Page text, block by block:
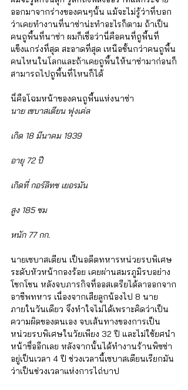
ออกมาจากร่างของคนๆนั้น แม้จะไม่รู้ว่าที่บอก
ว่าเคยทำงานที่นาซ่าน่ะทำอะไรก็ตาม ถ้าเป็น
คนถูพื้นที่นาซ่า ผมก็เชื่อว่านี่คือคนที่ถูพื้นที่
แข็งแกร่งที่สุด สะอาดที่สุด เหนือชั้นกว่าคนถูพื้น
คนไหนในโลกและถ้าเคยถูพื้นให้นาซ่ามาก่อนก็
สามารถไปถูพื้นที่ไหนก็ได้
นี่คือโฉมหน้าของคนถูพื้นแห่งนาซ่า
นาย เซบาสเตียน ฟุงเค่ล
เกิด 18 มีนาคม 1939
อายุ 72 ปี
เกิดที่ กอร์ลิทซ เยอรมัน
สูง 185 ซม
หนัก 77 กก.
นายเซบาสเตียน เป็นอดีตทหารหน่วยรบพิเศษ
ระดับหัวหน้ากองร้อย เคยผ่านสมรภูมิรบอย่าง
โชกโชน หลังจบภารกิจที่ออสเตรียได้ลาออกจาก
อาชีพทหาร เนื่องจากเสียลูกน้องไป 8 นาย
ภายในวันเดียว จึงทำใจไม่ได้เพราะคิดว่าเป็น
ความผิดของตนเอง จบเส้นทางของการเป็น
หน่วยรบพิเศษในวัยเพียง 32 ปี และไม่ใช้ยศนำ
หน้าชื่ออีกเลย หลังจากนั้นได้ทำงานร้านพิซซ่า
อยู่เป็นเวลา 4 ปี ช่วงเวลานี้เซบาสเตียนเรียกมัน
ว่าเป็นช่วงเวลาแห่งการไถ่บาป